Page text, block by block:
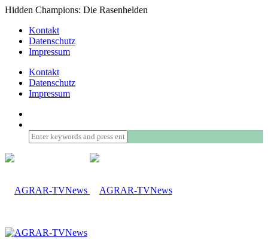
Hidden Champions: Die Rasenhelden
Kontakt
Datenschutz
Impressum
Kontakt
Datenschutz
Impressum